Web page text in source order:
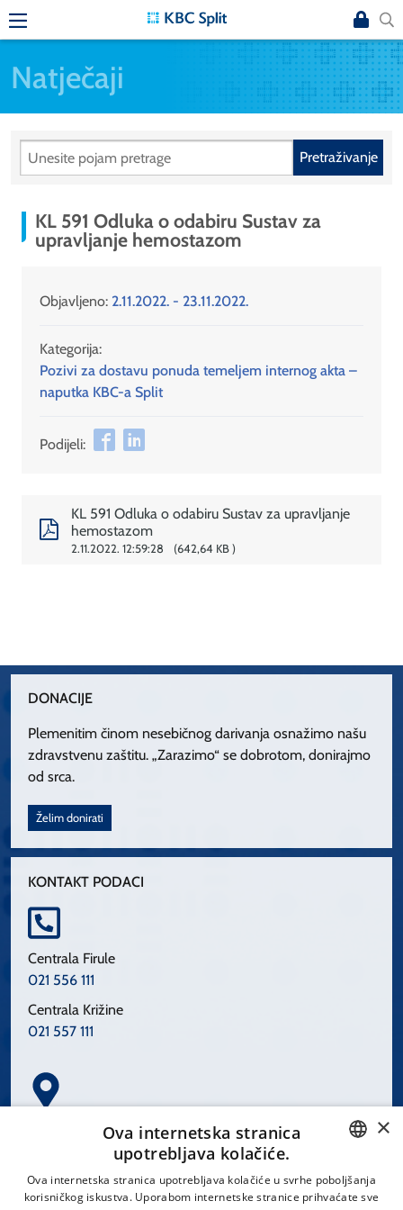
Natječaji
Pretraživanje
KL 591 Odluka o odabiru Sustav za
upravljanje hemostazom
Objavljeno: 2.11.2022. - 23.11.2022.
Kategorija:
Pozivi za dostavu ponuda temeljem internog akta –
naputka KBC-a Split
Podijeli:
KL 591 Odluka o odabiru Sustav za upravljanje
hemostazom
2.11.2022. 12:59:28 642,64 KB
DONACIJE
Plemenitim činom nesebičnog darivanja osnažimo našu
zdravstvenu zaštitu. „Zarazimo“ se dobrotom, donirajmo
od srca.
Želim donirati
KONTAKT PODACI
Centrala Firule
021 556 111
Centrala Križine
021 557 111
Spinčićeva 1, 21000 Split
CROATIAN
×
Ova internetska stranica
upotrebljava kolačiće.
Ova internetska stranica upotrebljava kolačiće u svrhe poboljšanja
korisničkog iskustva. Uporabom internetske stranice prihvaćate sve